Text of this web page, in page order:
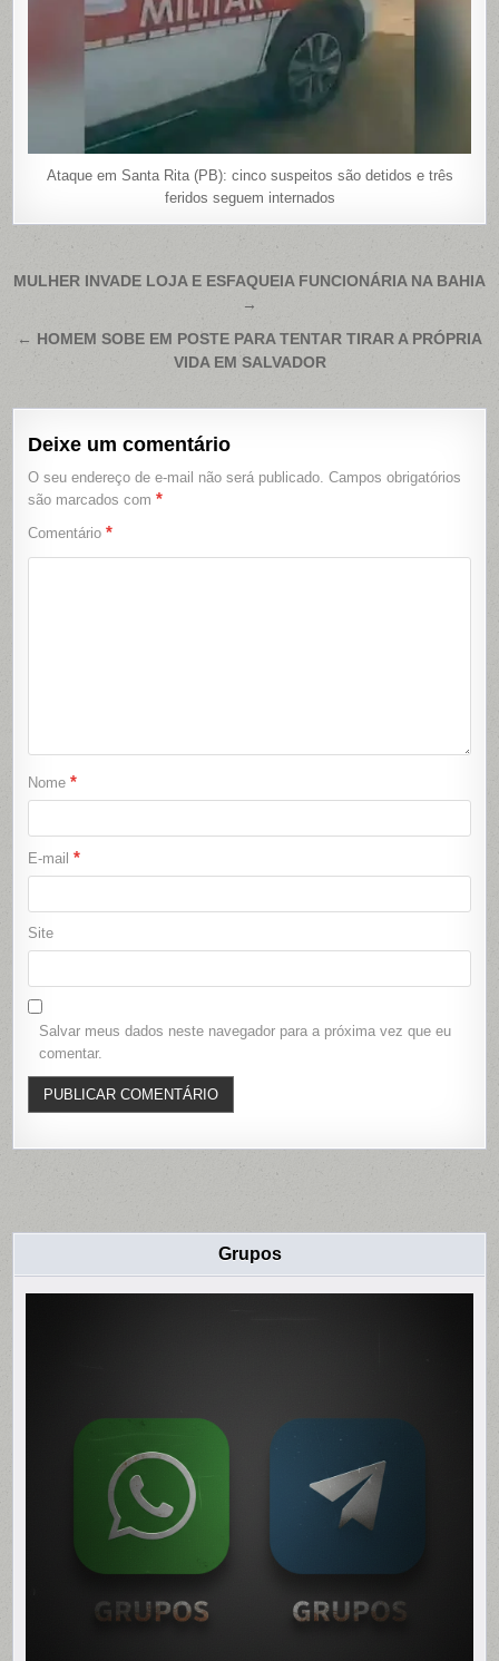
Ataque em Santa Rita (PB): cinco suspeitos são detidos e três
feridos seguem internados
Navegação
Post
MULHER INVADE LOJA E ESFAQUEIA FUNCIONÁRIA NA BAHIA
→
← HOMEM SOBE EM POSTE PARA TENTAR TIRAR A PRÓPRIA
VIDA EM SALVADOR
Deixe um comentário
O seu endereço de e-mail não será publicado. Campos obrigatórios
são marcados com*
Comentário*
Nome*
E-mail*
Site
Salvar meus dados neste navegador para a próxima vez que eu
comentar.
Grupos